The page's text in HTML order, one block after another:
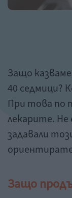
Защо
40 седмици?
При това по
лекарите. Не
задавали
ориентирате
Защо